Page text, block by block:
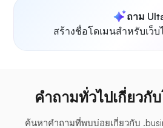
ถาม
สร้างชื่อโดเมนสำหรับเว็
คำถามทั่วไปเกี่ยวกั
ค้นหาคำถามที่พบบ่อยเกี่ยวกับ